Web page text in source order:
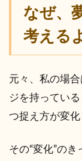
なぜ、
考える
元々、私の場
ジを持ってい
つ捉え方が変化
その“変化”の